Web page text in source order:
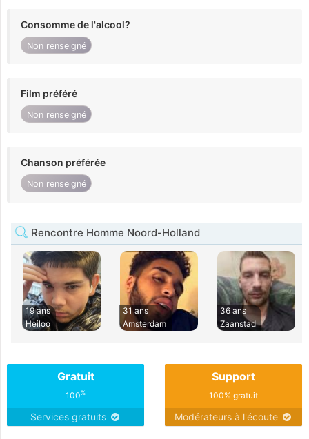
Consomme de l'alcool?
Non renseigné
Film préféré
Non renseigné
Chanson préférée
Non renseigné
Rencontre Homme Noord-Holland
19 ans
Heiloo
31 ans
Amsterdam
36 ans
Zaanstad
Gratuit
100%
Services gratuits
Support
100% gratuit
Modérateurs à l'écoute